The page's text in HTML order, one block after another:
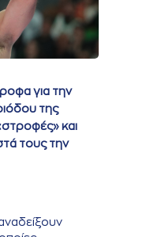
για την
της
και
τους την